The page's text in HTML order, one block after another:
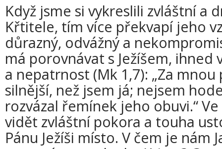
Když jsme si vykreslili zvláštní a
Křtitele, tím více překvapí jeho
důrazný, odvážný a
má porovnávat s Ježíšem, ihned
a nepatrnost (Mk 1,7): „Za
silnější, než jsem já; nejsem
rozvázal řemínek jeho obuvi.“
vidět zvláštní pokora a touha
Pánu Ježíši místo. V čem je nám